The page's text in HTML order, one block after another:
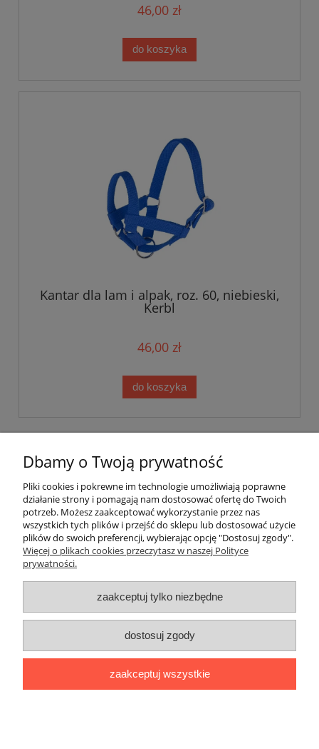
46,00 zł
do koszyka
Kantar dla lam i alpak, roz. 60, niebieski,
Kerbl
46,00 zł
do koszyka
Pomoc
Moje konto
Płatności i dostawa
O nas
Kontakt telefoniczny (od poniedziałku do piątku, w godzinach 8:00-
16:00):510282022,795154139
Dbamy o Twoją prywatność
Pliki cookies i pokrewne im technologie umożliwiają poprawne
działanie strony i pomagają nam dostosować ofertę do Twoich
potrzeb. Możesz zaakceptować wykorzystanie przez nas
wszystkich tych plików i przejść do sklepu lub dostosować użycie
plików do swoich preferencji, wybierając opcję "Dostosuj zgody".
Więcej o plikach cookies przeczytasz w naszej Polityce
prywatności.
zaakceptuj tylko niezbędne
dostosuj zgody
zaakceptuj wszystkie